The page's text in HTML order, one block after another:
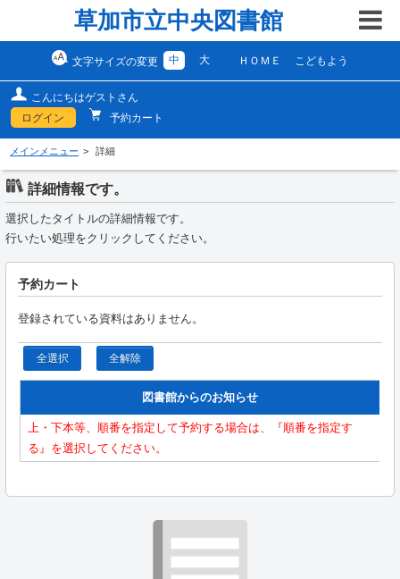
草加市立中央図書館
文字サイズの変更 中 大 ＨＯＭＥ こどもよう
こんにちはゲストさん
ログイン
予約カート
メインメニュー 詳細
詳細情報です。
選択したタイトルの詳細情報です。
行いたい処理をクリックしてください。
予約カート
登録されている資料はありません。
全選択 全解除
図書館からのお知らせ
上・下本等、順番を指定して予約する場合は、『順番を指定す
る』を選択してください。